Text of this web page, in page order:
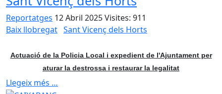
Reportatges 12 Abril 2025Visites: 911
Baix llobregat Sant Vicenç dels Horts
Actuació de la Policia Local i expedient de l'Ajuntament per
aturar la destrossa i restaurar la legalitat
Llegeix més …